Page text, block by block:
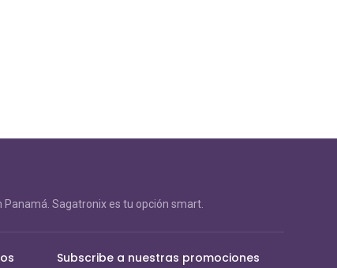
Sagatronix es tu opción smart.
Subscribe a nuestras promociones